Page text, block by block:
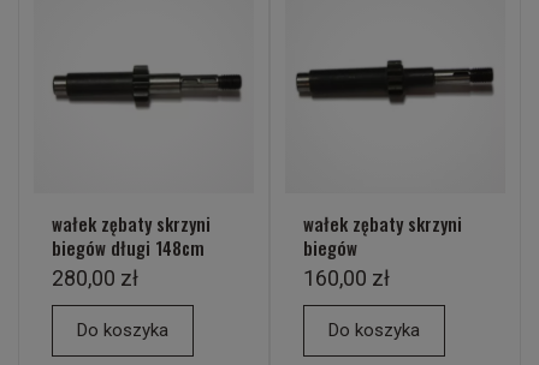
wałek zębaty skrzyni
biegów długi 148cm
280,00 zł
Do koszyka
wałek zębaty skrzyni
biegów
160,00 zł
Do koszyka